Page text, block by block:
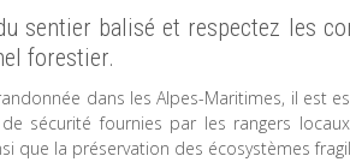
sentier balisé et respectez les
forestier.
dans les Alpes-Maritimes, il est
sécurité fournies par les rangers
que la préservation des écosystèmes